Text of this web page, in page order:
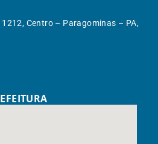
1212, Centro – Paragominas – PA,